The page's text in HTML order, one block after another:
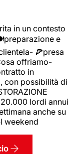
in un contesto
e
🍕presa
offriamo-
in
con possibilità di
lordi annui
anche su
weekend